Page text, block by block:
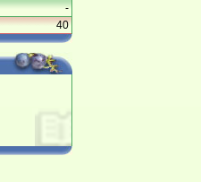
-
40